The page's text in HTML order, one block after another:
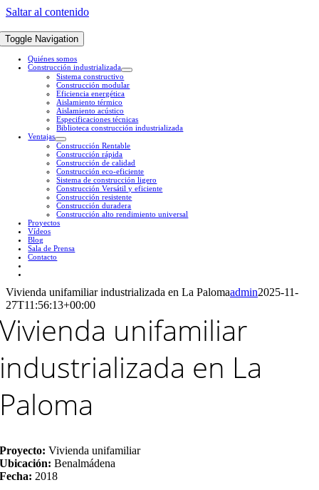
Saltar al contenido
Toggle Navigation
Quiénes somos
Construcción industrializada
Sistema constructivo
Construcción modular
Eficiencia energética
Aislamiento térmico
Aislamiento acústico
Especificaciones técnicas
Biblioteca construcción industrializada
Ventajas
Construcción Rentable
Construcción rápida
Construcción de calidad
Construcción eco-eficiente
Sistema de construcción ligero
Construcción Versátil y eficiente
Construcción resistente
Construcción duradera
Construcción alto rendimiento universal
Proyectos
Vídeos
Blog
Sala de Prensa
Contacto
Vivienda unifamiliar industrializada en La Palomaadmin2025-11-
27T11:56:13+00:00
Vivienda unifamiliar
industrializada en La
Paloma
Proyecto:Vivienda unifamiliar
Ubicación: Benalmádena
Fecha: 2018